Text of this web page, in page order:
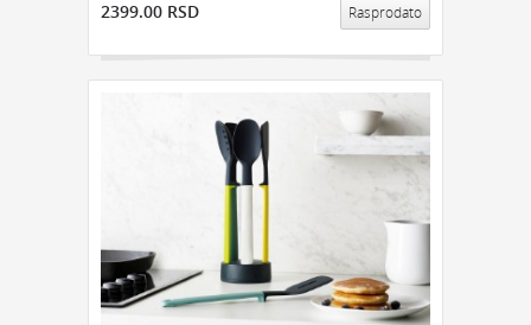
2399.00 RSD Rasprodato